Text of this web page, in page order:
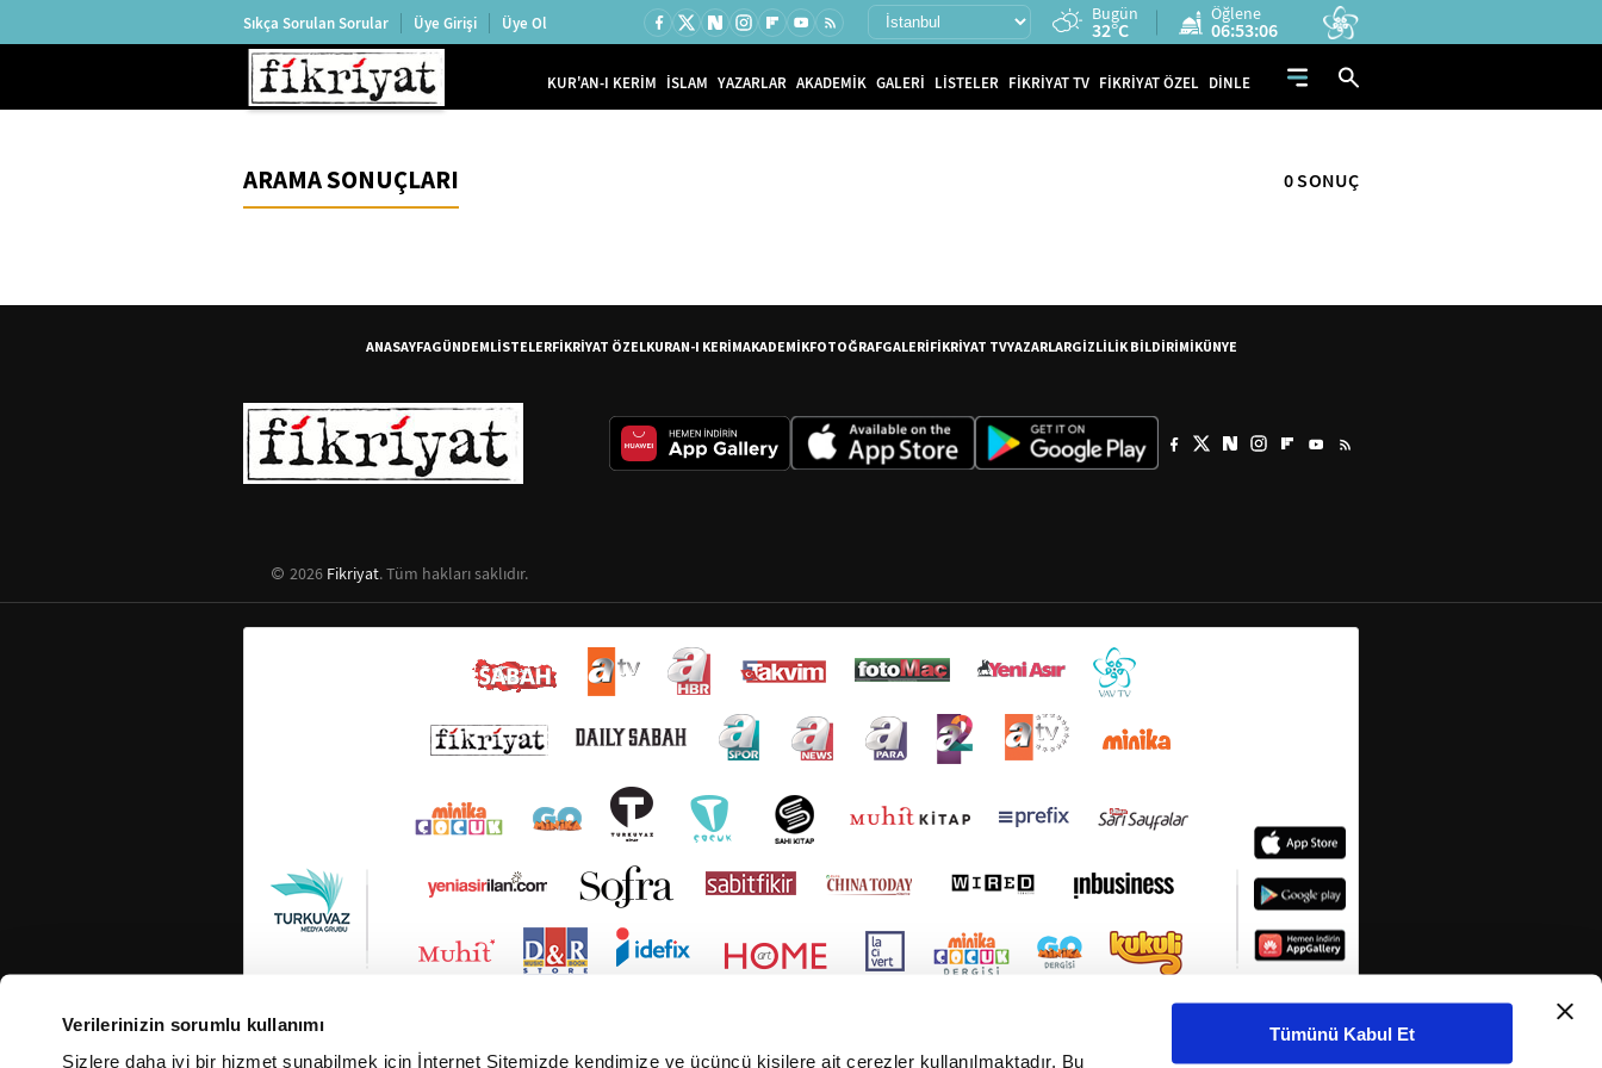
Verilerinizin sorumlu kullanımı
Sizlere daha iyi bir hizmet sunabilmek için İnternet Sitemizde kendimize ve üçüncü kişilere ait çerezler kullanılmaktadır. Bu
Tümünü Kabul Et
Sıkça Sorulan Sorular Üye Girişi Üye Ol Bugün
32°C
Öğlene
06:53:05
KUR'AN-I KERİM İSLAM YAZARLAR AKADEMİK GALERİ LİSTELER FİKRİYAT TV FİKRİYAT ÖZEL DİNLE
ARAMA SONUÇLARI 0 SONUÇ
ANASAYFAGÜNDEMLİSTELERFİKRİYAT ÖZELKURAN-I KERİMAKADEMİKFOTOĞRAFGALERİFİKRİYAT TVYAZARLARGİZLİLİK BİLDİRİMİKÜNYE
2026 Fikriyat. Tüm hakları saklıdır.